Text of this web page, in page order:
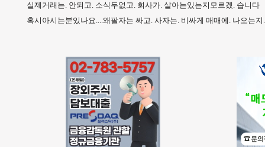
실제거래는. 안되고. 소식두없고. 회사가. 살아는있는지모르겠. 습니다
혹시아시는분있나요....왜팔자는 싸고. 사자는. 비싸게 매매에. 나오는지